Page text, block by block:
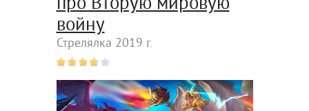
войну
Стрелялка 2019 г.